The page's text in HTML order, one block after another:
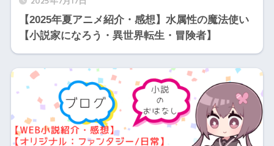
【2025年夏アニメ紹介・感想】水属性の魔法使い
【小説家になろう・異世界転生・冒険者】